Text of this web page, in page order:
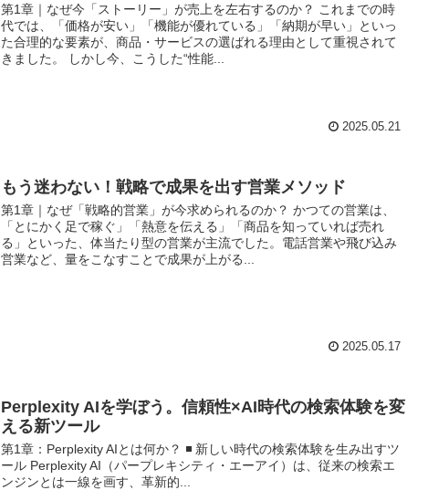
第1章｜なぜ今「ストーリー」が売上を左右するのか？ これまでの時
代では、「価格が安い」「機能が優れている」「納期が早い」といっ
た合理的な要素が、商品・サービスの選ばれる理由として重視されて
きました。 しかし今、こうした“性能...
2025.05.21
もう迷わない！戦略で成果を出す営業メソッド
第1章｜なぜ「戦略的営業」が今求められるのか？ かつての営業は、
「とにかく足で稼ぐ」「熱意を伝える」「商品を知っていれば売れ
る」といった、体当たり型の営業が主流でした。電話営業や飛び込み
営業など、量をこなすことで成果が上がる...
2025.05.17
Perplexity AIを学ぼう。信頼性×AI時代の検索体験を変
える新ツール
第1章：Perplexity AIとは何か？ ◾️ 新しい時代の検索体験を生み出すツ
ール Perplexity AI（パープレキシティ・エーアイ）は、従来の検索エ
ンジンとは一線を画す、革新的...